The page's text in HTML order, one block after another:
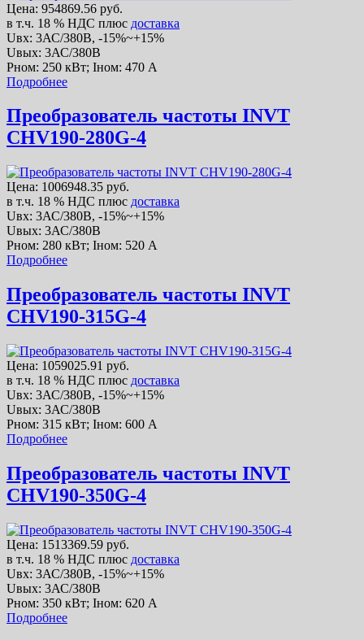
Цена: 954869.56 руб.
в т.ч. 18 % НДС плюс доставка
Uвх: 3АС/380В, -15%~+15%
Uвых: 3АС/380В
Рном: 250 кВт; Iном: 470 А
Подробнее
Преобразователь частоты INVT
CHV190-280G-4
Цена: 1006948.35 руб.
в т.ч. 18 % НДС плюс доставка
Uвх: 3АС/380В, -15%~+15%
Uвых: 3АС/380В
Рном: 280 кВт; Iном: 520 А
Подробнее
Преобразователь частоты INVT
CHV190-315G-4
Цена: 1059025.91 руб.
в т.ч. 18 % НДС плюс доставка
Uвх: 3АС/380В, -15%~+15%
Uвых: 3АС/380В
Рном: 315 кВт; Iном: 600 А
Подробнее
Преобразователь частоты INVT
CHV190-350G-4
Цена: 1513369.59 руб.
в т.ч. 18 % НДС плюс доставка
Uвх: 3АС/380В, -15%~+15%
Uвых: 3АС/380В
Рном: 350 кВт; Iном: 620 А
Подробнее